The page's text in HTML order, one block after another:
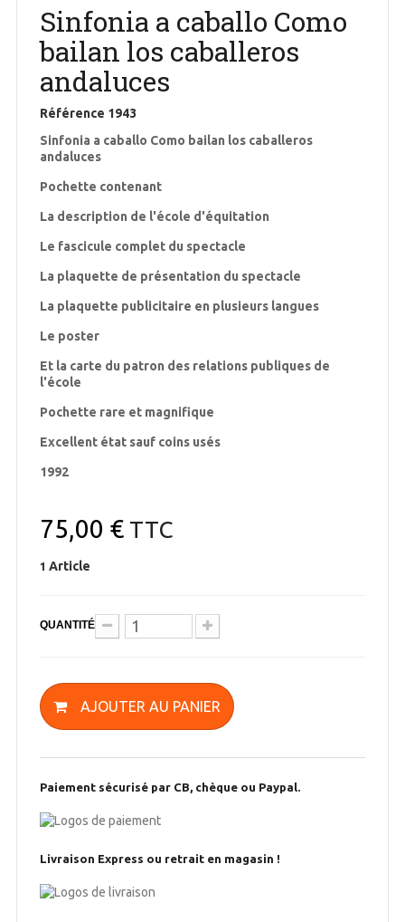
Sinfonia a caballo Como
bailan los caballeros
andaluces
Référence 1943
Sinfonia a caballo Como bailan los caballeros
andaluces
Pochette contenant
La description de l'école d'équitation
Le fascicule complet du spectacle
La plaquette de présentation du spectacle
La plaquette publicitaire en plusieurs langues
Le poster
Et la carte du patron des relations publiques de
l'école
Pochette rare et magnifique
Excellent état sauf coins usés
1992
75,00 €TTC
1 Article
QUANTITÉ
AJOUTER AU PANIER
Paiement sécurisé par CB, chèque ou Paypal.
Livraison Express ou retrait en magasin !